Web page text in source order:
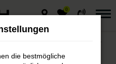
0
Audi Q3 Gebrauchtwagen –
die bestmögliche